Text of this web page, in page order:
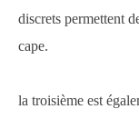
discrets permettent
cape.
la troisième est